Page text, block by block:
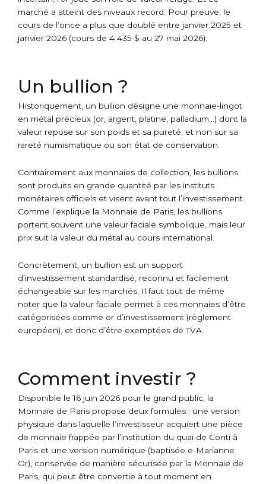
marché a atteint des niveaux record. Pour preuve, le
cours de l’once a plus que doublé entre janvier 2025 et
janvier 2026 (cours de 4 435 $ au 27 mai 2026).
Un bullion ?
Historiquement, un bullion désigne une monnaie-lingot
en métal précieux (or, argent, platine, palladium…) dont la
valeur repose sur son poids et sa pureté, et non sur sa
rareté numismatique ou son état de conservation.
Contrairement aux monnaies de collection, les bullions
sont produits en grande quantité par les instituts
monétaires officiels et visent avant tout l’investissement.
Comme l’explique la Monnaie de Paris, les bullions
portent souvent une valeur faciale symbolique, mais leur
prix suit la valeur du métal au cours international.
Concrètement, un bullion est un support
d’investissement standardisé, reconnu et facilement
échangeable sur les marchés. Il faut tout de même
noter que la valeur faciale permet à ces monnaies d’être
catégorisées comme or d’investissement (règlement
européen), et donc d’être exemptées de TVA.
Comment investir ?
Disponible le 16 juin 2026 pour le grand public, la
Monnaie de Paris propose deux formules : une version
physique dans laquelle l’investisseur acquiert une pièce
de monnaie frappée par l’institution du quai de Conti à
Paris et une version numérique (baptisée e-Marianne
Or), conservée de manière sécurisée par la Monnaie de
Paris, qui peut être convertie à tout moment en